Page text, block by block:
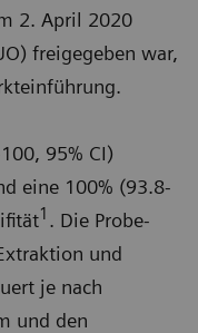
2. April 2020
freigegeben war,
95% CI)
eine 100% (93.8-
1 . Die Probe-
und
je nach
und den